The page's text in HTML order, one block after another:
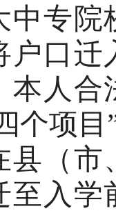
中专
户口迁
本人合
个项
县（市
至入